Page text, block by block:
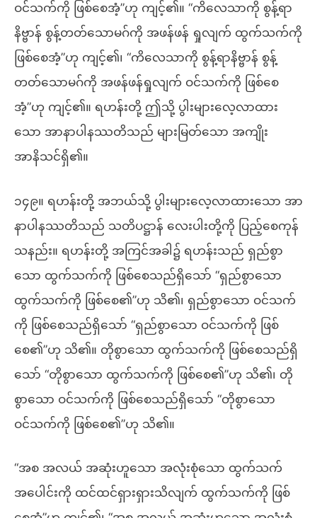
ဝင်သက်ကို ဖြစ်စေအံ့”ဟု ကျင့်၏။ “ကိလေသာကို စွန့်ရာ
နိဗ္ဗာန် စွန့်တတ်သောမဂ်ကို အဖန်ဖန် ရှုလျက် ထွက်သက်ကို
ဖြစ်စေအံ့”ဟု ကျင့်၏၊ “ကိလေသာကို စွန့်ရာနိဗ္ဗာန် စွန့်
တတ်သောမဂ်ကို အဖန်ဖန်ရှုလျက် ဝင်သက်ကို ဖြစ်စေ
အံ့”ဟု ကျင့်၏။ ရဟန်းတို့ ဤသို့ ပွါးများလေ့လာထား
သော အာနာပါနဿတိသည် များမြတ်သော အကျိုး
အာနိသင်ရှိ၏။
၁၄၉။ ရဟန်းတို့ အဘယ်သို့ ပွါးများလေ့လာထားသော အာ
နာပါနဿတိသည် သတိပဋ္ဌာန် လေးပါးတို့ကို ပြည့်စေကုန်
သနည်း။ ရဟန်းတို့ အကြင်အခါ၌ ရဟန်းသည် ရှည်စွာ
သော ထွက်သက်ကို ဖြစ်စေသည်ရှိသော် “ရှည်စွာသော
ထွက်သက်ကို ဖြစ်စေ၏”ဟု သိ၏၊ ရှည်စွာသော ဝင်သက်
ကို ဖြစ်စေသည်ရှိသော် “ရှည်စွာသော ဝင်သက်ကို ဖြစ်
စေ၏”ဟု သိ၏။ တိုစွာသော ထွက်သက်ကို ဖြစ်စေသည်ရှိ
သော် “တိုစွာသော ထွက်သက်ကို ဖြစ်စေ၏”ဟု သိ၏၊ တို
စွာသော ဝင်သက်ကို ဖြစ်စေသည်ရှိသော် “တိုစွာသော
ဝင်သက်ကို ဖြစ်စေ၏”ဟု သိ၏။
“အစ အလယ် အဆုံးဟူသော အလုံးစုံသော ထွက်သက်
အပေါင်းကို ထင်ထင်ရှားရှားသိလျက် ထွက်သက်ကို ဖြစ်